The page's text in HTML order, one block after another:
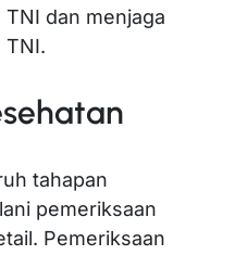
dan menjaga
TNI.
tahapan
pemeriksaan
Pemeriksaan